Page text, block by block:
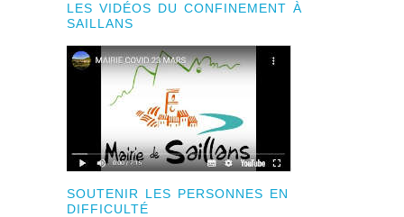
LES VIDÉOS DU CONFINEMENT À
SAILLANS
SOUTENIR LES PERSONNES EN
DIFFICULTÉ